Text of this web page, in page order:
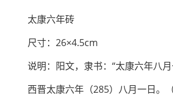
泰始十年砖
尺寸：23×4.5cm
说明：阳文，隶书：“泰始十年”，
（274）。